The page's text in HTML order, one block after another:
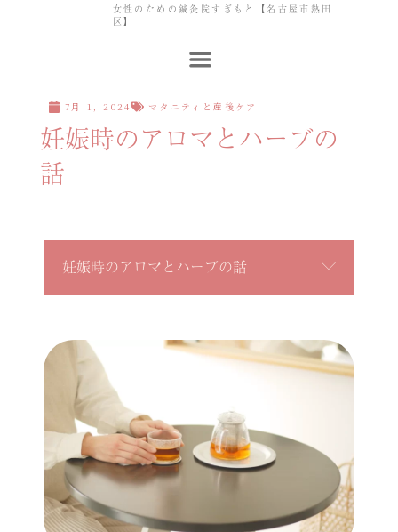
女性のための鍼灸院すぎもと【名古屋市熱田
区】
7月 1, 2024 マタニティと産後ケア
妊娠時のアロマとハーブの
話
妊娠時のアロマとハーブの話